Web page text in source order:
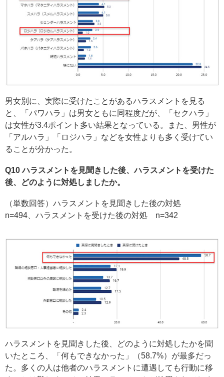
男女別に、実際に受けたことがあるハラスメントを見る
と、「パワハラ」は男女ともに同程度だが、「セクハラ」
は女性が3.4ポイント多い結果となっている。また、男性が
「アルハラ」「ロジハラ」などを女性よりも多く受けてい
ることが分かった。
Q10 ハラスメントを見聞きした後、ハラスメントを受けた
後、どのように対処しましたか。
（単数回答）ハラスメントを見聞きした後の対処
n=494、ハラスメントを受けた後の対処 n=342
ハラスメントを見聞きした後、どのように対処したかを聞
いたところ、「何もできなかった」（58.7%）が最多だっ
た。多くの人は他者のハラスメントに遭遇しても行動に移